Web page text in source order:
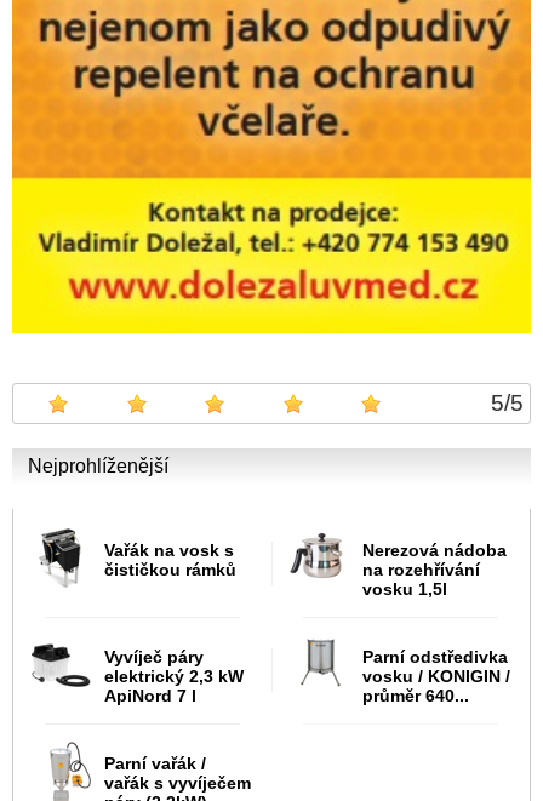
5/5
Nejprohlíženější
Vařák na vosk s
čističkou rámků
Nerezová nádoba
na rozehřívání
vosku 1,5l
Vyvíječ páry
elektrický 2,3 kW
ApiNord 7 l
Parní odstředivka
vosku / KONIGIN /
průměr 640...
Parní vařák /
vařák s vyvíječem